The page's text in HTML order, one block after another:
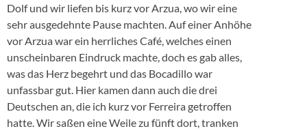
Dolf und wir liefen bis kurz vor Arzua, wo wir eine
sehr ausgedehnte Pause machten. Auf einer Anhöhe
vor Arzua war ein herrliches Café, welches einen
unscheinbaren Eindruck machte, doch es gab alles,
was das Herz begehrt und das Bocadillo war
unfassbar gut. Hier kamen dann auch die drei
Deutschen an, die ich kurz vor Ferreira getroffen
hatte. Wir saßen eine Weile zu fünft dort, tranken